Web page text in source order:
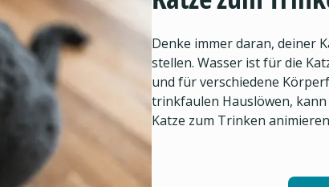
Denke immer daran, deiner
stellen. Wasser ist für die
und für verschiedene
trinkfaulen Hauslöwen,
Katze zum Trinken